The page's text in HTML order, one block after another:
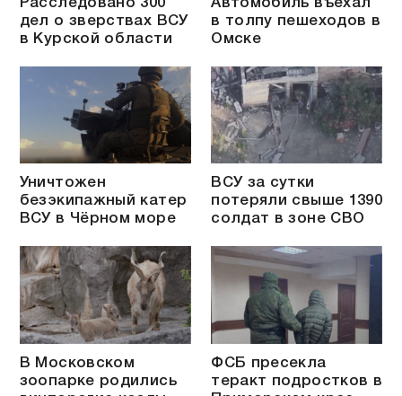
Расследовано 300
дел о зверствах ВСУ
в Курской области
Автомобиль въехал
в толпу пешеходов в
Омске
Уничтожен
безэкипажный катер
ВСУ в Чёрном море
ВСУ за сутки
потеряли свыше 1390
солдат в зоне СВО
В Московском
зоопарке родились
ФСБ пресекла
теракт подростков в